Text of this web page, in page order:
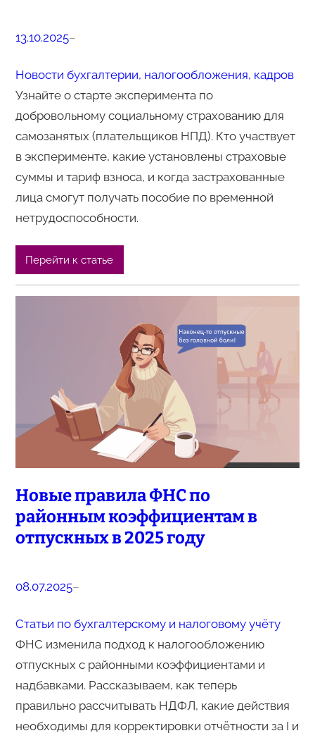
13.10.2025–
Новости бухгалтерии, налогообложения, кадров
Узнайте о старте эксперимента по
добровольному социальному страхованию для
самозанятых (плательщиков НПД). Кто участвует
в эксперименте, какие установлены страховые
суммы и тариф взноса, и когда застрахованные
лица смогут получать пособие по временной
нетрудоспособности.
Перейти к статье
Новые правила ФНС по
районным коэффициентам в
отпускных в 2025 году
08.07.2025–
Статьи по бухгалтерскому и налоговому учёту
ФНС изменила подход к налогообложению
отпускных с районными коэффициентами и
надбавками. Рассказываем, как теперь
правильно рассчитывать НДФЛ, какие действия
необходимы для корректировки отчётности за I и